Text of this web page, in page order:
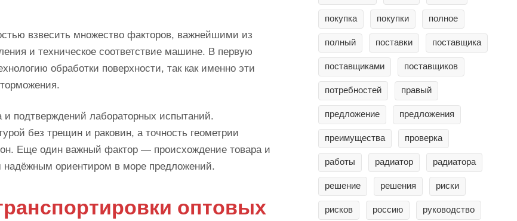
взвесить множество факторов, важнейшими из
и техническое соответствие машине. В первую
обработки поверхности, так как именно эти
и подтверждений лабораторных испытаний.
без трещин и раковин, а точность геометрии
Еще один важный фактор — происхождение товара и
надёжным ориентиром в море предложений.
оптовых
покупка покупки полное
полный поставки поставщика
поставщиками поставщиков
потребностей правый
предложение предложения
преимущества проверка
работы радиатор радиатора
решение решения риски
рисков россию руководство